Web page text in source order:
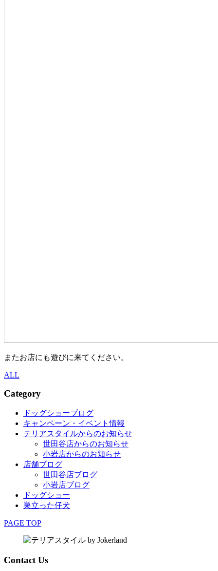
またお店にも遊びに来てください。
ALL
Category
ドッグショーブログ
キャンペーン・イベント情報
テリアスタイルからのお知らせ
世田谷店からのお知らせ
小岩店からのお知らせ
店舗ブログ
世田谷店ブログ
小岩店ブログ
ドッグショー
巣立った仔犬
PAGE TOP
Contact Us